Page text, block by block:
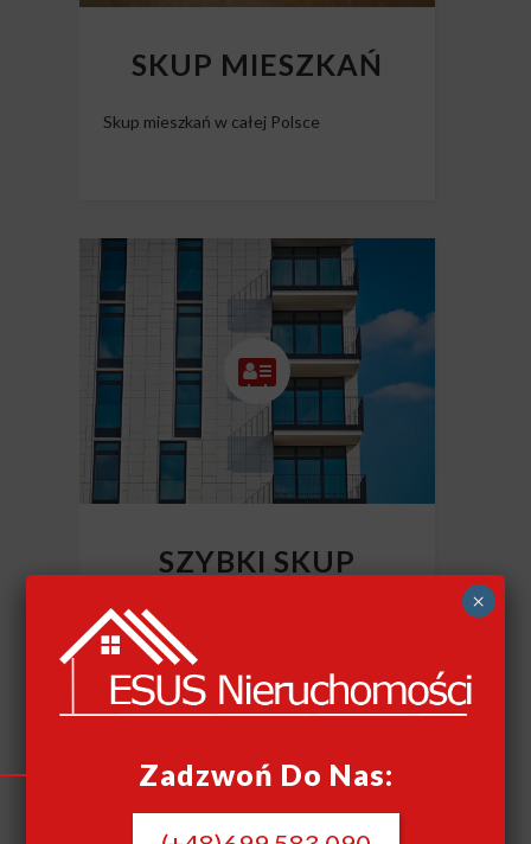
SKUP MIESZKAŃ
Skup mieszkań w całej Polsce
SZYBKI SKUP
NIERUCHOMOŚCI
CAŁY KRAJ
Szybki skup nieruchomości
Zadzwoń Do Nas:
×